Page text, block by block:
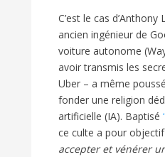
C’est le cas
ancien ingénieur de
voiture autonome
avoir transmis les
Uber – a même
fonder une religion
artificielle (IA). Baptisé
ce culte a pour
accepter et vénérer